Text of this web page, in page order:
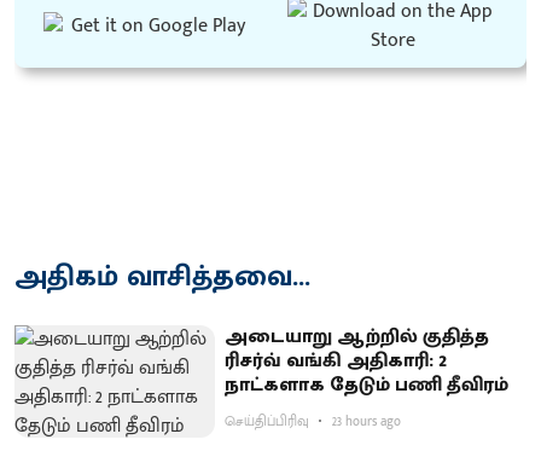
அதிகம் வாசித்தவை...
அடையாறு ஆற்றில் குதித்த
ரிசர்வ் வங்கி அதிகாரி: 2
நாட்களாக தேடும் பணி தீவிரம்
செய்திப்பிரிவு 23 hours ago